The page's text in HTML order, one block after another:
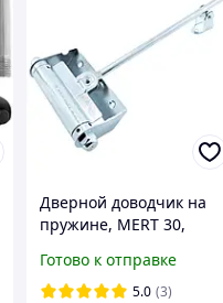
Дверной доводчик на
пружине, MERT 30,
доводчик на двери /
Пружинный доводчик
Готово к отправке
5.0 (3)